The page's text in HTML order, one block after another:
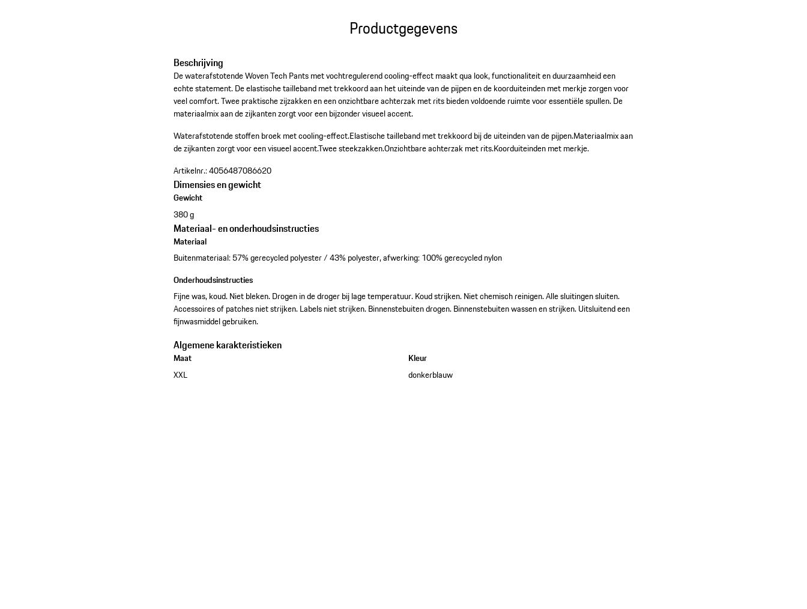
Productgegevens
Beschrijving
De waterafstotende Woven Tech Pants met vochtregulerend cooling-effect maakt qua look, functionaliteit en duurzaamheid een
echte statement. De elastische tailleband met trekkoord aan het uiteinde van de pijpen en de koorduiteinden met merkje zorgen voor
veel comfort. Twee praktische zijzakken en een onzichtbare achterzak met rits bieden voldoende ruimte voor essentiële spullen. De
materiaalmix aan de zijkanten zorgt voor een bijzonder visueel accent.
Waterafstotende stoffen broek met cooling-effect.Elastische tailleband met trekkoord bij de uiteinden van de pijpen.Materiaalmix aan
de zijkanten zorgt voor een visueel accent.Twee steekzakken.Onzichtbare achterzak met rits.Koorduiteinden met merkje.
Artikelnr.:4056487086620
Dimensies en gewicht
Gewicht
380 g
Materiaal- en onderhoudsinstructies
Materiaal
Buitenmateriaal: 57% gerecycled polyester / 43% polyester, afwerking: 100% gerecycled nylon
Onderhoudsinstructies
Fijne was, koud. Niet bleken. Drogen in de droger bij lage temperatuur. Koud strijken. Niet chemisch reinigen. Alle sluitingen sluiten.
Accessoires of patches niet strijken. Labels niet strijken. Binnenstebuiten drogen. Binnenstebuiten wassen en strijken. Uitsluitend een
fijnwasmiddel gebruiken.
Algemene karakteristieken
Maat
XXL
Kleur
donkerblauw